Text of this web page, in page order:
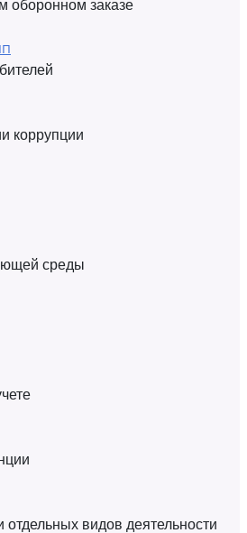
оборонном заказе
коррупции
среды
видов деятельности